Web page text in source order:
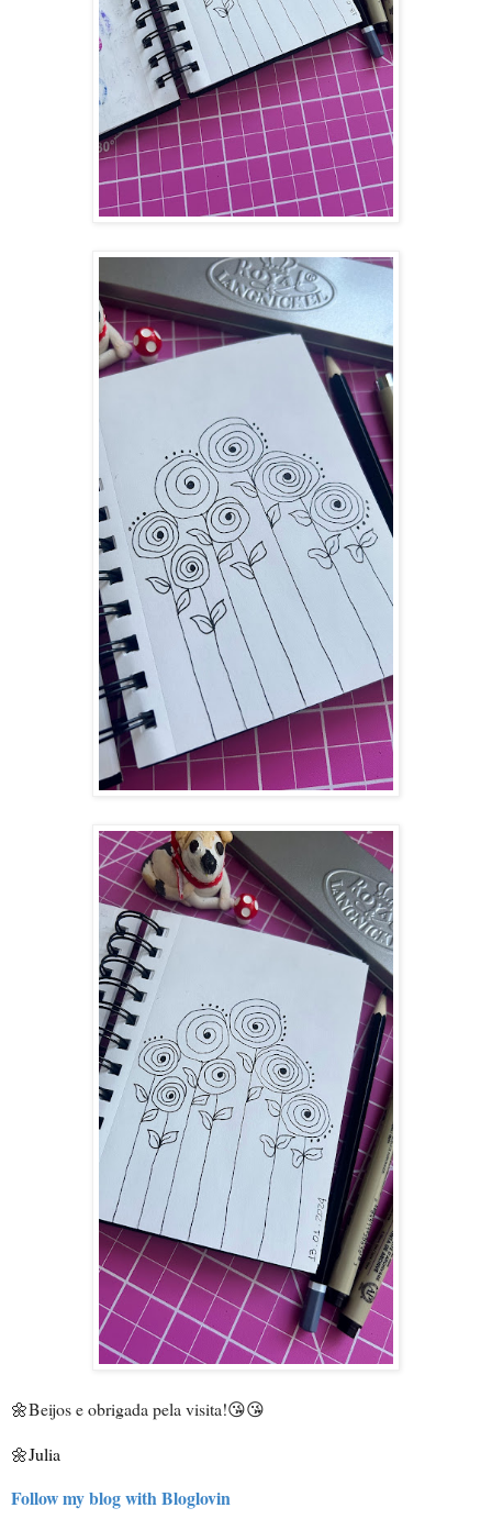
🌼Beijos e obrigada pela visita!😘😘
🌼Julia
Follow my blog with Bloglovin